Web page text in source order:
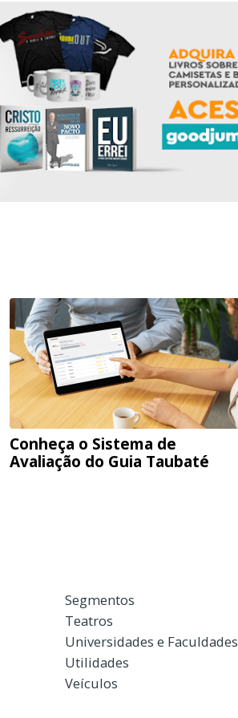
Conheça o Sistema de
Avaliação do Guia Taubaté
Segmentos
Teatros
Universidades e Faculdades
Utilidades
Veículos